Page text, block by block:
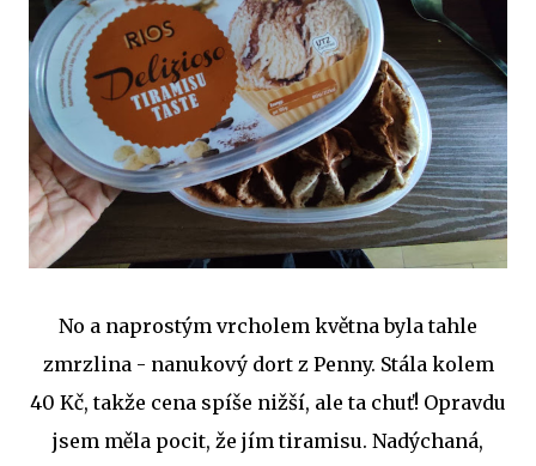
No a naprostým vrcholem května byla tahle
zmrzlina - nanukový dort z Penny. Stála kolem
40 Kč, takže cena spíše nižší, ale ta chuť! Opravdu
jsem měla pocit, že jím tiramisu. Nadýchaná,